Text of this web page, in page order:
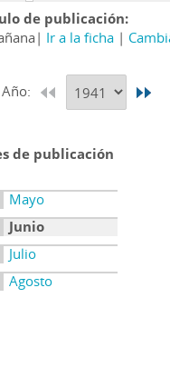
de publicación
Ir a la ficha
Año:
de publicación
Mayo
Junio
Julio
Agosto